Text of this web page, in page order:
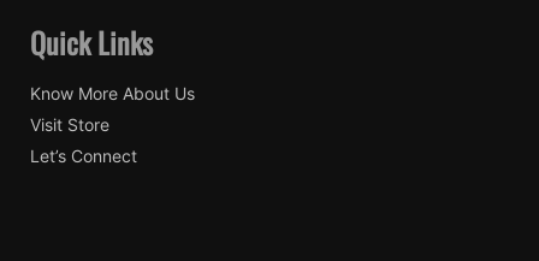
Quick Links
Know More About Us
Visit Store
Let’s Connect